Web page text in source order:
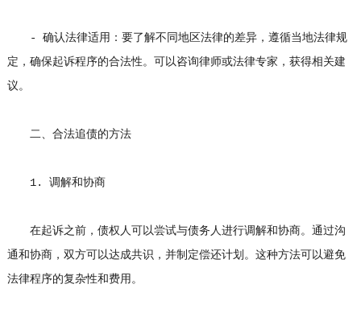
- 确认法律适用：要了解不同地区法律的差异，遵循当地法律规
定，确保起诉程序的合法性。可以咨询律师或法律专家，获得相关建
议。
二、合法追债的方法
1. 调解和协商
在起诉之前，债权人可以尝试与债务人进行调解和协商。通过沟
通和协商，双方可以达成共识，并制定偿还计划。这种方法可以避免
法律程序的复杂性和费用。